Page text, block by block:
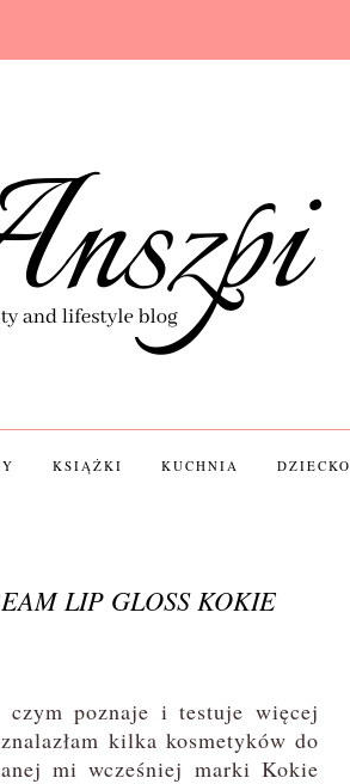
KSIĄŻKI KUCHNIA DZIECKO
LIP GLOSS KOKIE
poznaje i testuje więcej
kilka kosmetyków do
mi wcześniej marki Kokie